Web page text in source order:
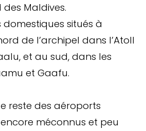
Maldives.
situés à
de l’archipel dans l’Atoll
et au sud, dans les
et Gaafu.
reste des aéroports
méconnus et peu